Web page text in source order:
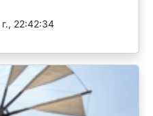
г., 22:42:34